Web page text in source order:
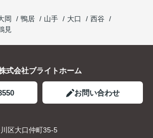
岡 鴨居 山手 大口
西谷
見
式会社ブライトホーム
お問い合わせ
区大口仲町35-5